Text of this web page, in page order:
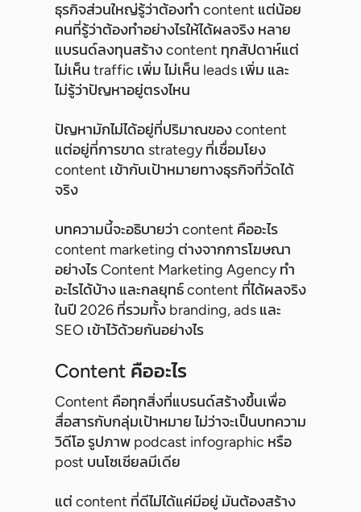
ธุรกิจส่วนใหญ่รู้ว่าต้องทำ content แต่น้อย
คนที่รู้ว่าต้องทำอย่างไรให้ได้ผลจริง หลาย
แบรนด์ลงทุนสร้าง content ทุกสัปดาห์แต่
ไม่เห็น traffic เพิ่ม ไม่เห็น leads เพิ่ม และ
ไม่รู้ว่าปัญหาอยู่ตรงไหน
ปัญหามักไม่ได้อยู่ที่ปริมาณของ content
แต่อยู่ที่การขาด strategy ที่เชื่อมโยง
content เข้ากับเป้าหมายทางธุรกิจที่วัดได้
จริง
บทความนี้จะอธิบายว่า content คืออะไร
content marketing ต่างจากการโฆษณา
อย่างไร Content Marketing Agency ทำ
อะไรได้บ้าง และกลยุทธ์ content ที่ได้ผลจริง
ในปี 2026 ที่รวมทั้ง branding, ads และ
SEO เข้าไว้ด้วยกันอย่างไร
Content คืออะไร
Content คือทุกสิ่งที่แบรนด์สร้างขึ้นเพื่อ
สื่อสารกับกลุ่มเป้าหมาย ไม่ว่าจะเป็นบทความ
วิดีโอ รูปภาพ podcast infographic หรือ
post บนโซเชียลมีเดีย
แต่ content ที่ดีไม่ได้แค่มีอยู่ มันต้องสร้าง